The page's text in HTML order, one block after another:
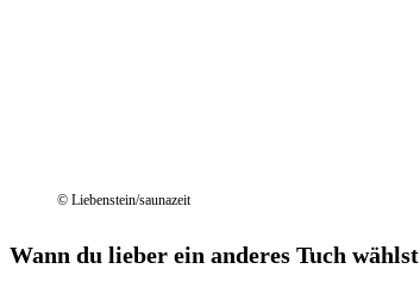
© Liebenstein/saunazeit
Wann du lieber ein anderes Tuch wählst